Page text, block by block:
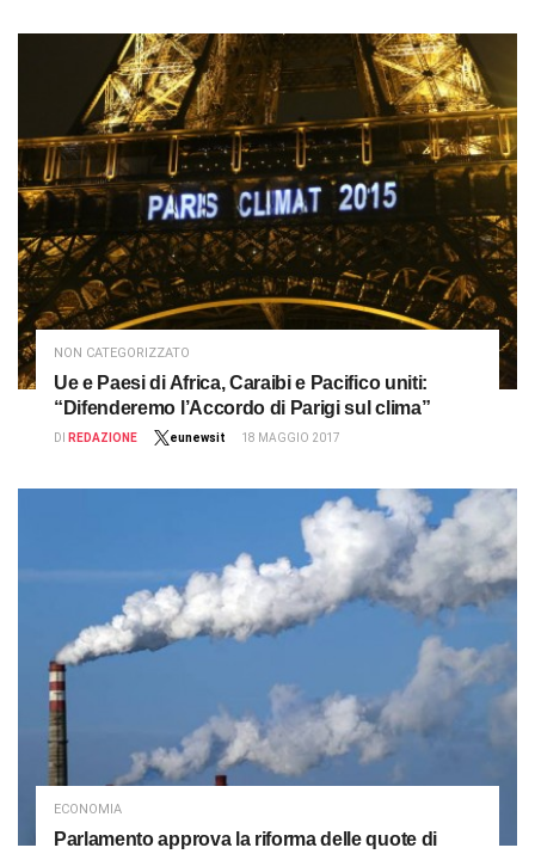
NON CATEGORIZZATO
Ue e Paesi di Africa, Caraibi e Pacifico uniti:
“Difenderemo l’Accordo di Parigi sul clima”
DI REDAZIONE eunewsit 18 MAGGIO 2017
ECONOMIA
Parlamento approva la riforma delle quote di